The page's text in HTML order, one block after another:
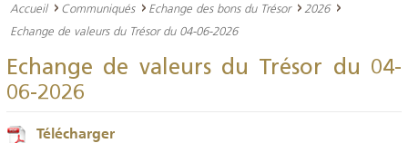
Accueil Communiqués Echange des bons du Trésor
2026
Echange de valeurs du Trésor du 04-06-2026
Echange de valeurs du Trésor du 04-
06-2026
Télécharger